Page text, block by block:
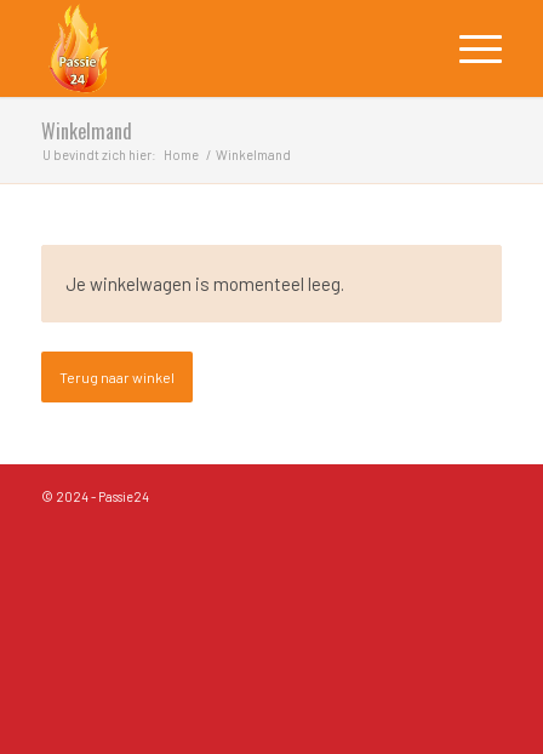
Winkelmand
U bevindt zich hier: Home / Winkelmand
Je winkelwagen is momenteel leeg.
Terug naar winkel
© 2024 - Passie24